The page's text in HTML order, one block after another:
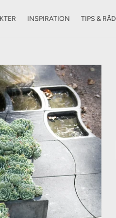
INSPIRATION TIPS & RÅD